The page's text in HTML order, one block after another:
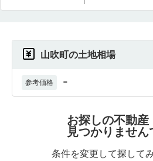
山吹町の土地相場
参考価格 -
お探しの不動産
見つかりません
条件を変更して探して